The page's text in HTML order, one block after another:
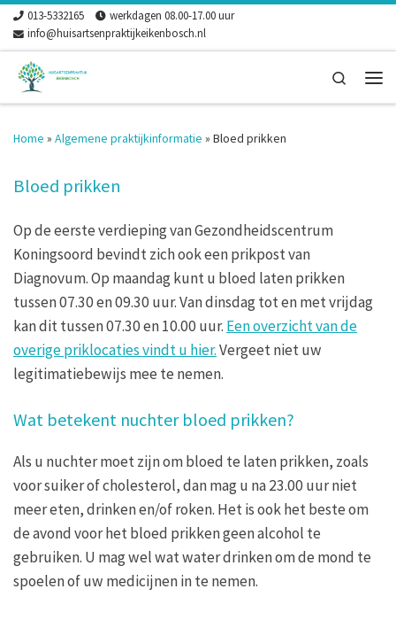
Skip to content
013-5332165
werkdagen 08.00-17.00 uur
info@huisartsenpraktijkeikenbosch.nl
Search
Home » Algemene praktijkinformatie » Bloed prikken
Bloed prikken
Op de eerste verdieping van Gezondheidscentrum
Koningsoord bevindt zich ook een prikpost van
Diagnovum. Op maandag kunt u bloed laten prikken
tussen 07.30 en 09.30 uur. Van dinsdag tot en met vrijdag
kan dit tussen 07.30 en 10.00 uur. Een overzicht van de
overige priklocaties vindt u hier.Vergeet niet uw
legitimatiebewijs mee te nemen.
Wat betekent nuchter bloed prikken?
Als u nuchter moet zijn om bloed te laten prikken, zoals
voor suiker of cholesterol, dan mag u na 23.00 uur niet
meer eten, drinken en/of roken. Het is ook het beste om
de avond voor het bloed prikken geen alcohol te
gebruiken. U mag wel wat water drinken om de mond te
spoelen of uw medicijnen in te nemen.